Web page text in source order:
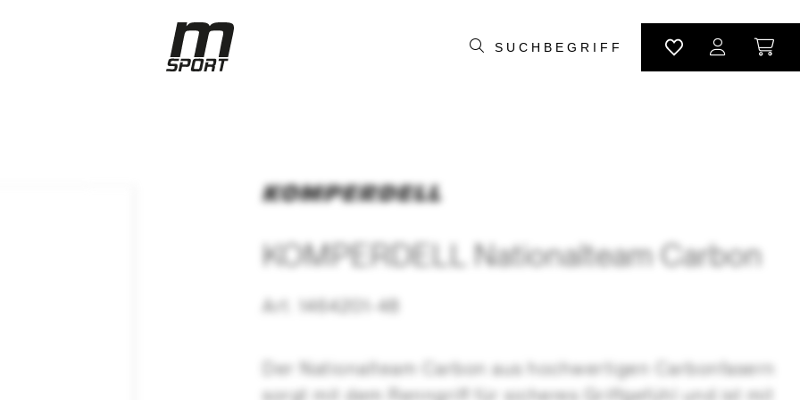
KOMPERDELL Nationalteam Carbon
Art. 1464201-48
Der Nationalteam Carbon aus hochwertigen Carbonfasern
sorgt mit dem Renngriff für sicheres Griffgefühl und ist mit